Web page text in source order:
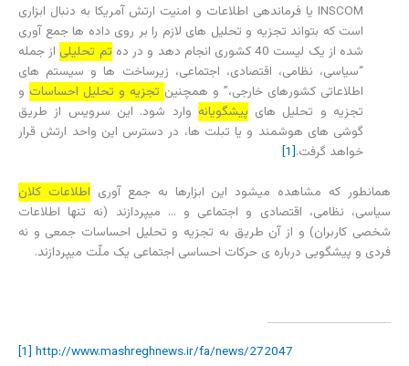
INSCOM یا فرماندھی اطلاعات و امنیت ارتش آمریکا به دنبال ابزاری
است که بتواند تجزیه و تحلیل ھای لازم را بر روی داده ھا جمع آوری
شده از یک لیست 40 کشوری انجام دھد و در ده
تم تحلیلی از جمله
“سیاسی، نظامی، اقتصادی، اجتماعی، زیرساخت ھا و سیستم ھای
اطلاعاتی کشورھای خارجی،” و ھمچنین تجزیه و تحلیل احساسات و
تجزیه و تحلیل ھای پیشگویانه وارد شود. این سرویس از طریق
گوشی ھای ھوشمند و یا تبلت ھا، در دسترس این واحد ارتش قرار
خواھد گرفت.[1]
همانطور که مشاهده می­شود این ابزارها به جمع­ آوری اطلاعات کلان
سیاسی، نظامی، اقتصادی و اجتماعی و … میپردازند (نه تنها اطلاعات
شخصی کاربران) و از آن طریق به تجزیه و تحلیل احساسات جمعی و نه
فردی و پیشگویی درباره ­ی حرکات احساسی اجتماعی یک ملّت می­پردازند.
[1] http://www.mashreghnews.ir/fa/news/272047